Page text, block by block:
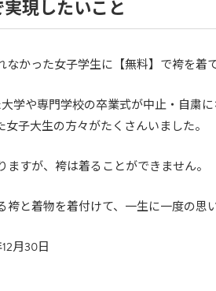
現したいこと
かった女子学生に【無料】で袴を着
学や専門学校の卒業式が中止・自粛
子大生の方々がたくさんいました。
すが、袴は着ることができません。
と着物を着付けて、一生に一度の思
月30日